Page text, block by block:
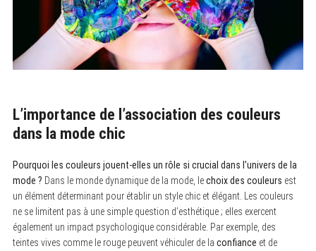
L’importance de l’association des couleurs
dans la mode chic
Pourquoi les couleurs jouent-elles un rôle si crucial dans l’univers de la
mode ? Dans le monde dynamique de la mode, lechoix des couleurs est
un élément déterminant pour établir un style chic et élégant. Les couleurs
ne se limitent pas à une simple question d’esthétique ; elles exercent
également un impact psychologique considérable. Par exemple, des
teintes vives comme le rouge peuvent véhiculer de la confiance et de